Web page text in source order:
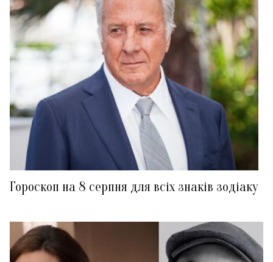
Гороскоп на 8 серпня для всіх знаків зодіаку